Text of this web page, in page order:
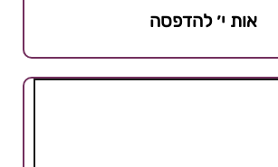
אות י׳ להדפסה